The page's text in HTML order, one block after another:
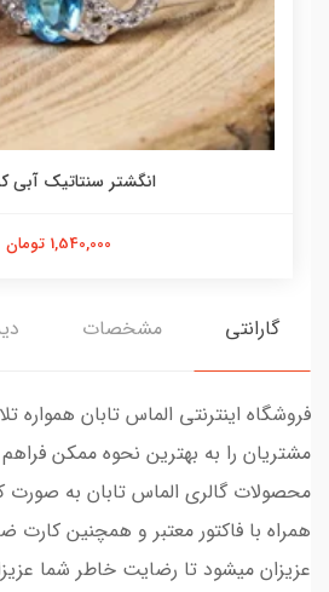
انگشتر سنتاتیک آبی
1,540,000 تومان
گارانتی مشخصات
فروشگاه اینترنتی الماس تابان
مشتریان را به بهترین نحوه ممکن
محصولات گالری الماس تابان به صورت
همراه با فاکتور معتبر و همچنین
عزیزان میشود تا رضایت خاطر شما